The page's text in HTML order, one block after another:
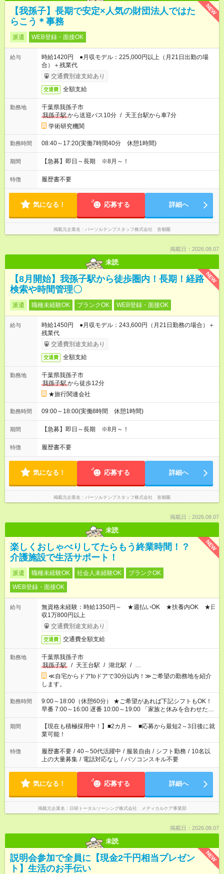
NEW
【我孫子】長期で安定×人気の財団法人ではた
らこう＊事務
派遣 WEB登録・面接OK
給与
時給1420円 ●月収モデル：225,000円以上（月21日出勤の場
合）＋残業代
交通費別途支給あり
交通費 全額支給
勤務地
千葉県我孫子市
我孫子駅から送迎バス10分 / 天王台駅から車7分
学術研究機関
勤務時間 08:40～17:20(実働7時間40分 休憩1時間)
期間 【急募】即日～長期 ※8月～！
特徴 履歴書不要
気になる！ 応募する 詳細へ
掲載元企業名 パーソルテンプスタッフ株式会社 首都圏
掲載日：2026.08.07
未読
NEW
【8月開始】我孫子駅から徒歩圏内！長期！経路
検索や時間管理〇
派遣 職種未経験OK ブランクOK WEB登録・面接OK
給与
時給1450円 ●月収モデル：243,600円（月21日勤務の場合）＋
残業代
交通費別途支給あり
交通費 全額支給
勤務地
千葉県我孫子市
我孫子駅から徒歩12分
★旅行関連会社
勤務時間 09:00～18:00(実働8時間 休憩1時間)
期間 【急募】即日～長期 ※8月～！
特徴 履歴書不要
気になる！ 応募する 詳細へ
掲載元企業名 パーソルテンプスタッフ株式会社 首都圏
掲載日：2026.08.07
未読
NEW
楽しくおしゃべりしてたらもう終業時間！？
介護施設で生活サポート！
派遣 職種未経験OK 社会人未経験OK
ブランクOK
WEB登録・面接OK
給与
無資格未経験：時給1350円～ ★週払いOK ★扶養内OK ★日
収1万800円以上
交通費別途支給あり
交通費 交通費全額支給
勤務地
千葉県我孫子市
我孫子駅
/ 天王台駅 / 湖北駅 / …
≪自宅からドアtoドアで30分以内！≫ご希望の勤務地を紹介
します。
勤務時間
9:00～18:00（休憩60分） ★ご希望があれば下記シフトもOK！
早番 7:00～16:00 遅番 10:00～19:00 「家族と休みを合わせた
い」 「余裕を持って夕飯の準備がしたい」 「できれば残業はし
たくない」 など、ご希望を教えてくださいね。 ※Wワーク希望
の方へ 複数就業の場合は、合計40時間以内。
期間
【現在も積極採用中！】■2カ月～ ■応募から最短2～3日後に就
業可能！
特徴 履歴書不要 / 40～50代活躍中 / 服装自由 / シフト勤務 / 10名以
上の大量募集 / 電話対応なし / パソコンスキル不要
気になる！ 応募する 詳細へ
掲載元企業名 日研トータルソーシング株式会社 メディカルケア事業部
掲載日：2026.08.07
未読
NEW
説明会参加で全員に【現金2千円相当プレゼン
ト】生活のお手伝い